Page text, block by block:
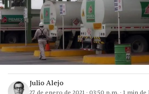
Julio Alejo